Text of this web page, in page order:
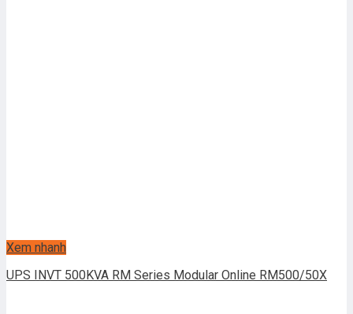
Xem nhanh
UPS INVT 500KVA RM Series Modular Online RM500/50X